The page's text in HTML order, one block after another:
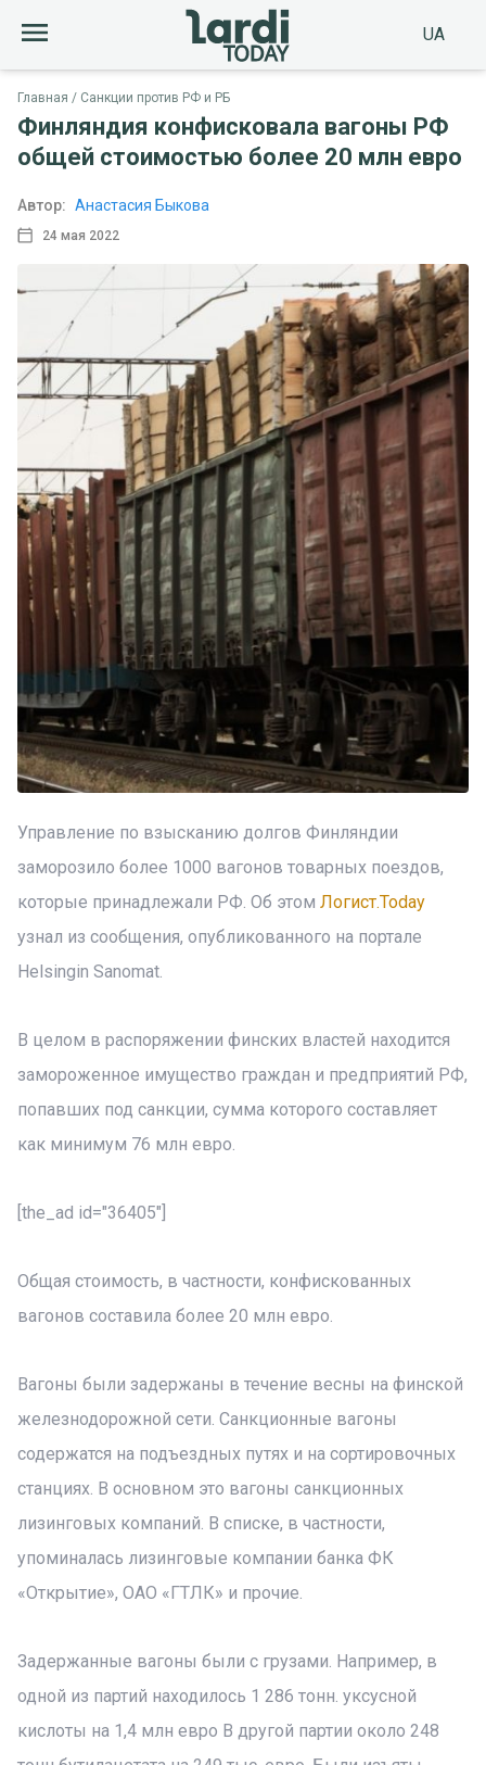
UA
Главная Санкции против РФ и РБ
Финляндия конфисковала вагоны РФ
общей стоимостью более 20 млн евро
24 мая 2022
Автор: Анастасия Быкова
Управление по взысканию долгов Финляндии
заморозило более 1000 вагонов товарных поездов,
которые принадлежали РФ. Об этом Логист.Today
узнал из сообщения, опубликованного на портале
Helsingin Sanomat.
В целом в распоряжении финских властей находится
замороженное имущество граждан и предприятий РФ,
попавших под санкции, сумма которого составляет
как минимум 76 млн евро.
[the_ad id="36405"]
Общая стоимость, в частности, конфискованных
вагонов составила более 20 млн евро.
Вагоны были задержаны в течение весны на финской
железнодорожной сети. Санкционные вагоны
содержатся на подъездных путях и на сортировочных
станциях. В основном это вагоны санкционных
лизинговых компаний. В списке, в частности,
упоминалась лизинговые компании банка ФК
«Открытие», ОАО «ГТЛК» и прочие.
Задержанные вагоны были с грузами. Например, в
одной из партий находилось 1 286 тонн. уксусной
кислоты на 1,4 млн евро В другой партии около 248